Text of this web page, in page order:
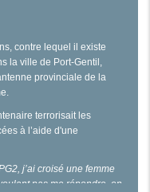
contre lequel il existe
la ville de Port-Gentil,
provinciale de la
terrorisait les
à l’aide d'une
j’ai croisé une femme
pas me répondre, on